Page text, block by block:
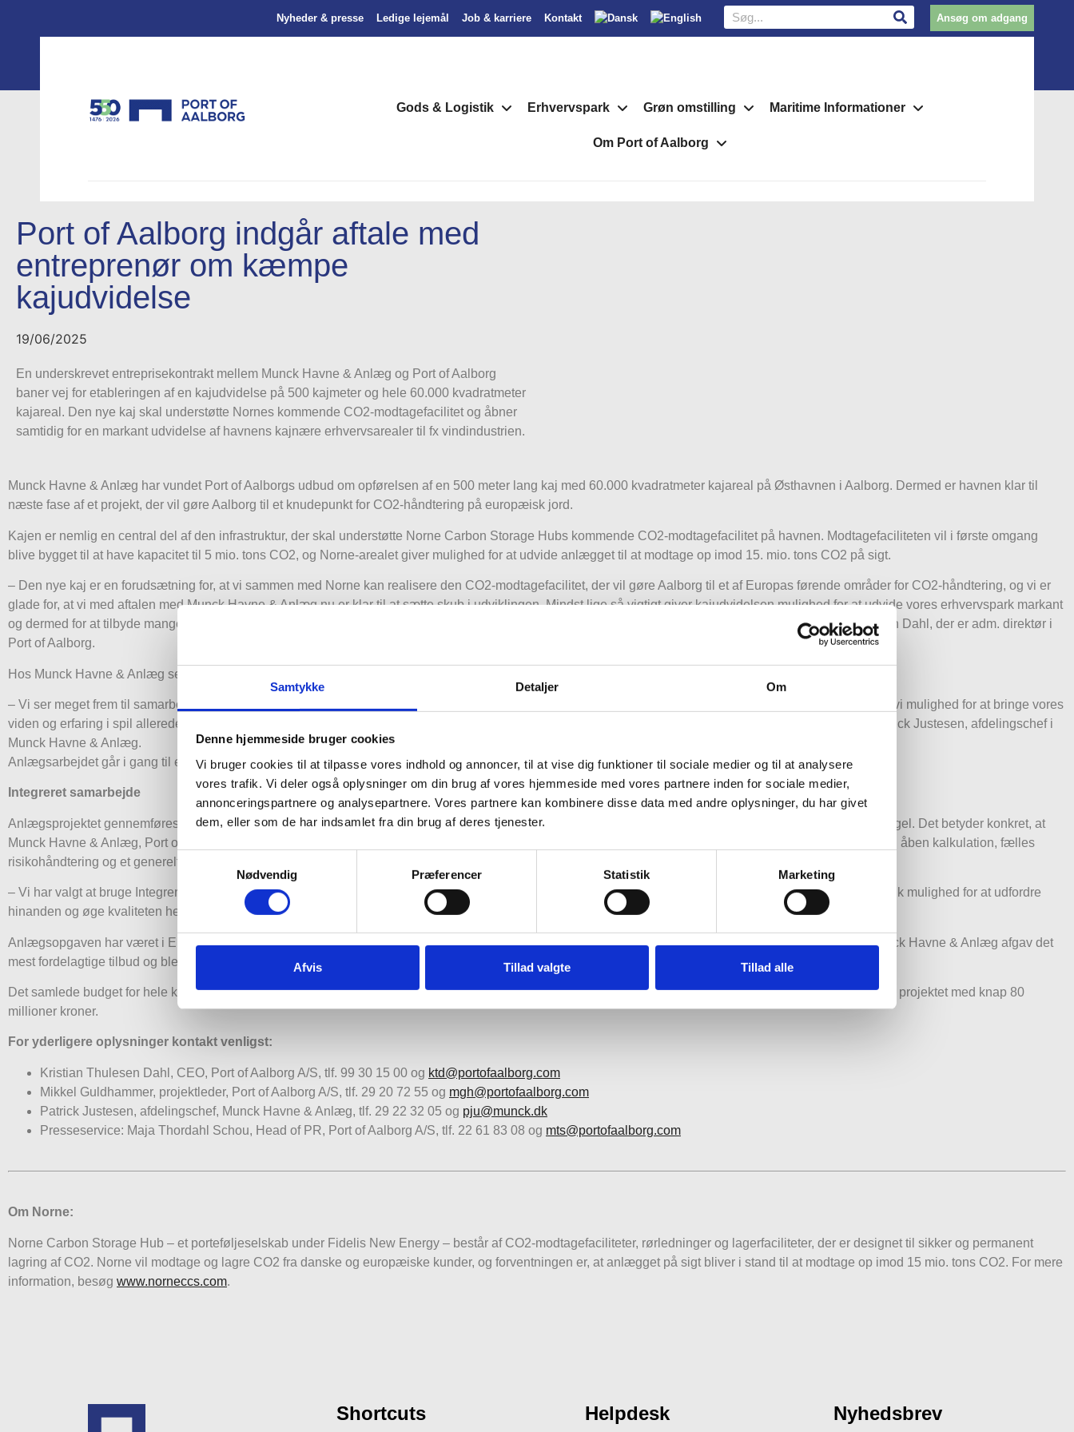
Samtykke Detaljer Om
Denne hjemmeside bruger cookies
Vi bruger cookies til at tilpasse vores indhold og annoncer, til at vise dig funktioner til sociale medier og til at analysere
vores trafik. Vi deler også oplysninger om din brug af vores hjemmeside med vores partnere inden for sociale medier,
annonceringspartnere og analysepartnere. Vores partnere kan kombinere disse data med andre oplysninger, du har givet
dem, eller som de har indsamlet fra din brug af deres tjenester.
Samtykkevalg
Nødvendig
Præferencer Statistik Marketing
Afvis Tillad valgte Tillad alle
Nyheder & presse Ledige lejemål Job & karriere Kontakt Ansøg om adgang
Gods & Logistik Erhvervspark Grøn omstilling Maritime Informationer
Om Port of Aalborg
Port of Aalborg indgår aftale med
entreprenør om kæmpe
kajudvidelse
19/06/2025
En underskrevet entreprisekontrakt mellem Munck Havne & Anlæg og Port of Aalborg
baner vej for etableringen af en kajudvidelse på 500 kajmeter og hele 60.000 kvadratmeter
kajareal. Den nye kaj skal understøtte Nornes kommende CO2-modtagefacilitet og åbner
samtidig for en markant udvidelse af havnens kajnære erhvervsarealer til fx vindindustrien.
Munck Havne & Anlæg har vundet Port of Aalborgs udbud om opførelsen af en 500 meter lang kaj med 60.000 kvadratmeter kajareal på Østhavnen i Aalborg. Dermed er havnen klar til
næste fase af et projekt, der vil gøre Aalborg til et knudepunkt for CO2-håndtering på europæisk jord.
Kajen er nemlig en central del af den infrastruktur, der skal understøtte Norne Carbon Storage Hubs kommende CO2-modtagefacilitet på havnen. Modtagefaciliteten vil i første omgang
blive bygget til at have kapacitet til 5 mio. tons CO2, og Norne-arealet giver mulighed for at udvide anlægget til at modtage op imod 15. mio. tons CO2 på sigt.
– Den nye kaj er en forudsætning for, at vi sammen med Norne kan realisere den CO2-modtagefacilitet, der vil gøre Aalborg til et af Europas førende områder for CO2-håndtering, og vi er
glade for, at vi med aftalen med Munck Havne & Anlæg nu er klar til at sætte skub i udviklingen. Mindst lige så vigtigt giver kajudvidelsen mulighed for at udvide vores erhvervspark markant
og dermed for at tilbyde mange flere kajnære kvadratmeter til de industrier – og det gælder særlig vindindustrien – der efterspørger det, siger Kristian Thulesen Dahl, der er adm. direktør i
Port of Aalborg.
Hos Munck Havne & Anlæg ser man ligeledes frem til projektet.
– Vi ser meget frem til samarbejdet med Port of Aalborg om en anlægsopgave med stor strategisk og teknisk betydning. Med den valgte samarbejdsmodel får vi mulighed for at bringe vores
viden og erfaring i spil allerede i projekteringsfasen, og det giver det bedst mulige udgangspunkt for at skabe et holdbart og fremtidssikret kajanlæg, siger Patrick Justesen, afdelingschef i
Munck Havne & Anlæg.
Anlægsarbejdet går i gang til efteråret, og den nye kaj forventes at stå klar ultimo 2027.
Integreret samarbejde
Anlægsprojektet gennemføres som en totalentreprise med en forudgående samarbejdsfase baseret på modellen Integreret Anlæg, der er udviklet af Molt Wengel. Det betyder konkret, at
Munck Havne & Anlæg, Port of Aalborg og den rådgivende ingeniør COWI nu sætter sig sammen for at projektere og skabe projektet i en samarbejdsfase med åben kalkulation, fælles
risikohåndtering og et generelt åbent samarbejde.
– Vi har valgt at bruge Integreret Anlæg for at bringe både de rådgivende og udførende kompetencer i spil lige fra projektering til aflevering. Det giver os en unik mulighed for at udfordre
hinanden og øge kvaliteten hele vejen igennem projektet, siger projektleder i Port of Aalborg, Mikkel Guldhammer.
Anlægsopgaven har været i EU-udbud, og Port of Aalborg modtog syv ansøgninger om prækvalifikation, hvor fire blev udvalgt til at afgive endeligt tilbud. Munck Havne & Anlæg afgav det
mest fordelagtige tilbud og blev derfor tildelt kontrakten.
Det samlede budget for hele kajudvidelsen løber op i flere hundrede millioner kroner, og EU har via EU-programmet CEF (Connecting Europe Facilitiy) støttet projektet med knap 80
millioner kroner.
For yderligere oplysninger kontakt venligst:
Kristian Thulesen Dahl, CEO, Port of Aalborg A/S, tlf. 99 30 15 00 og ktd@portofaalborg.com
Mikkel Guldhammer, projektleder, Port of Aalborg A/S, tlf. 29 20 72 55 og mgh@portofaalborg.com
Patrick Justesen, afdelingschef, Munck Havne & Anlæg, tlf. 29 22 32 05 og pju@munck.dk
Presseservice: Maja Thordahl Schou, Head of PR, Port of Aalborg A/S, tlf. 22 61 83 08 og mts@portofaalborg.com
Om Norne:
Norne Carbon Storage Hub – et porteføljeselskab under Fidelis New Energy – består af CO2-modtagefaciliteter, rørledninger og lagerfaciliteter, der er designet til sikker og permanent
lagring af CO2. Norne vil modtage og lagre CO2 fra danske og europæiske kunder, og forventningen er, at anlægget på sigt bliver i stand til at modtage op imod 15 mio. tons CO2. For mere
information, besøg www.norneccs.com.
Shortcuts Helpdesk Nyhedsbrev